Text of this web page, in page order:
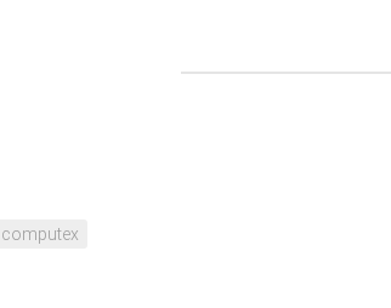
computex